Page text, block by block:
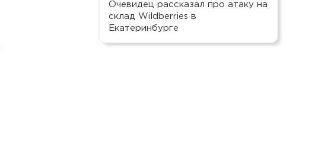
Очевидец рассказал про атаку на
склад Wildberries в
Екатеринбурге